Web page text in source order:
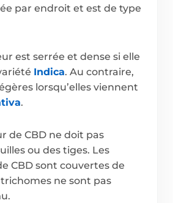
par endroit et est de type
est serrée et dense si elle
Indica. Au contraire,
lorsqu’elles viennent
.
de CBD ne doit pas
ou des tiges. Les
CBD sont couvertes de
ne sont pas